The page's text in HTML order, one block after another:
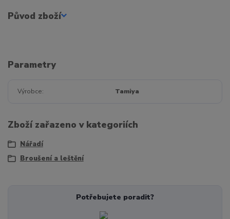
Původ zboží
Parametry
Výrobce Tamiya
Zboží zařazeno v kategoriích
Nářadí
Broušení a leštění
Potřebujete poradit?